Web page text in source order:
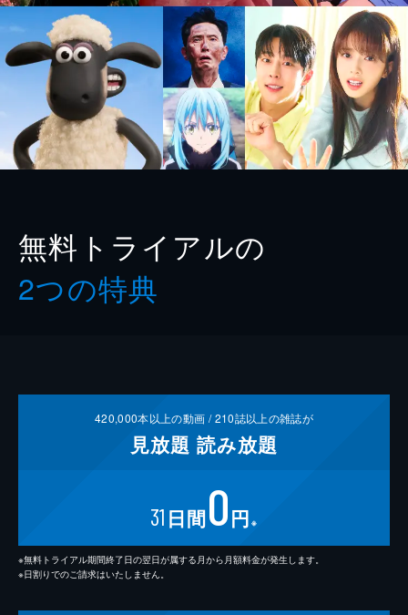
無料トライアルの
2つの特典
420,000本以上の動画 /210誌以上の雑誌が
見放題 読み放題
31 日間0円 ※
※無料トライアル期間終了日の翌日が属する月から月額料金が発生します。
※日割りでのご請求はいたしません。